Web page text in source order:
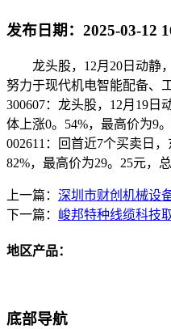
发布日期： 2025-03-12
龙头股，12月20日动静，
努力于现代机电智能配备、
300607：龙头股，12月19日
体上涨0。54%，最高价为9
002611：回首近7个买卖日
82%，最高价为29。25元，
上一篇： 深圳市财创机械设
下一篇： 峻邦特种线缆科技
地区产品：
底部导航